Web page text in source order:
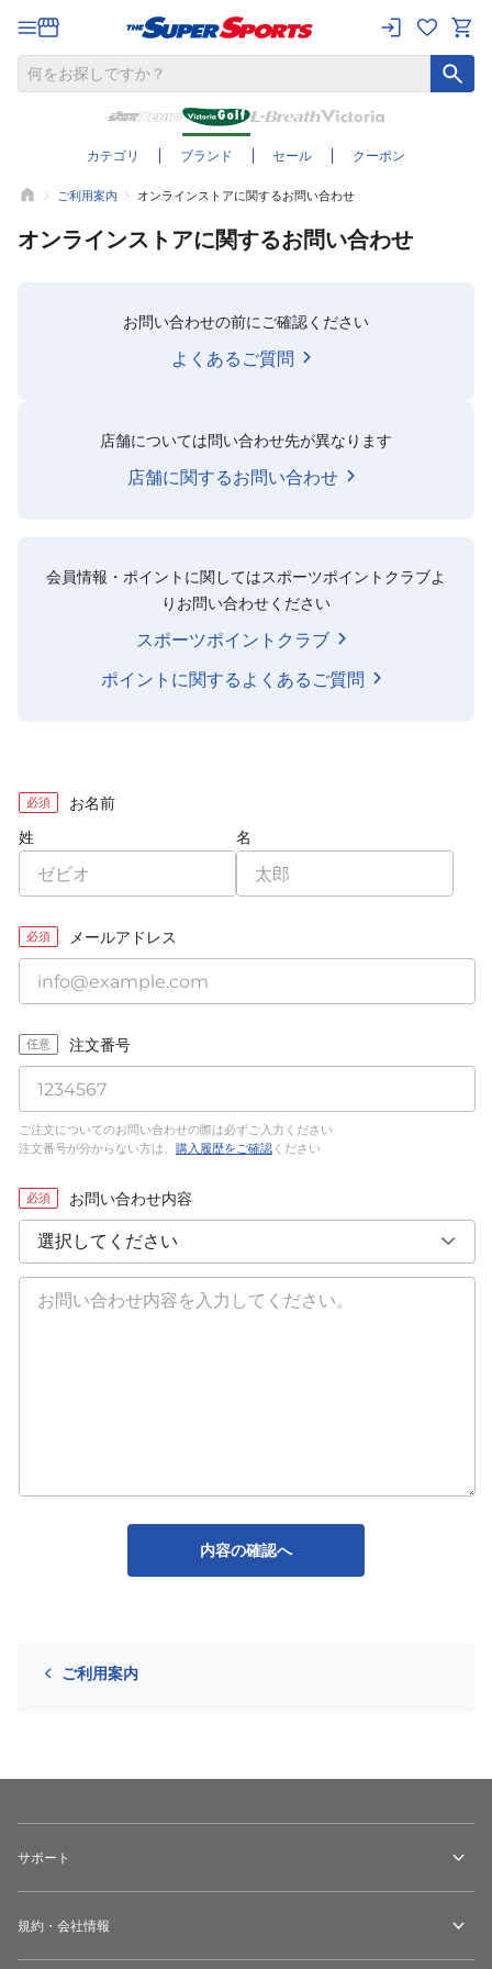
カテゴリ ブランド セール クーポン
ご利用案内 オンラインストアに関するお問い合わせ
オンラインストアに関するお問い合わせ
お問い合わせの前にご確認ください
よくあるご質問
店舗については問い合わせ先が異なります
店舗に関するお問い合わせ
会員情報・ポイントに関してはスポーツポイントクラブよ
りお問い合わせください
スポーツポイントクラブ
ポイントに関するよくあるご質問
必須
お名前
姓
名
必須 メールアドレス
任意 注文番号
ご注文についてのお問い合わせの際は必ずご入力ください
注文番号が分からない方は、 購入履歴をご確認 ください
必須 お問い合わせ内容
内容の確認へ
ご利用案内
サポート
規約・会社情報